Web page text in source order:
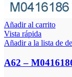
Añadir al carrito
Vista rápida
Añadir a la lista de
A62 –